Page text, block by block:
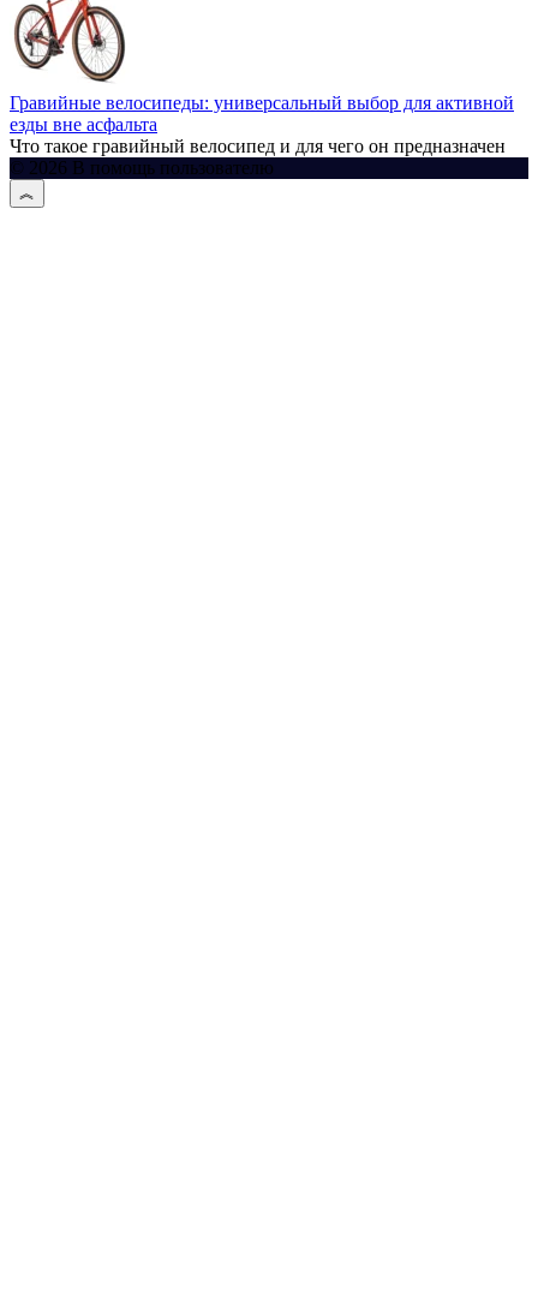
Гравийные велосипеды: универсальный выбор для активной
езды вне асфальта
Что такое гравийный велосипед и для чего он предназначен
© 2026 В помощь пользователю